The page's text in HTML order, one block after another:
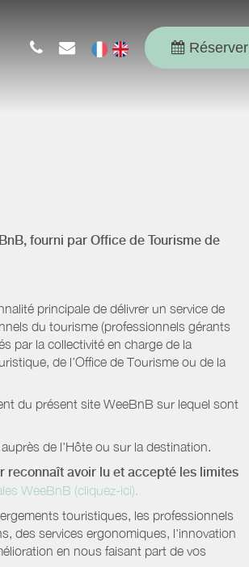
Réserver
fourni par Office de Tourisme de
principale de délivrer un service de
du tourisme (professionnels gérants
par la collectivité en charge de la
de l’Office de Tourisme ou de la
du présent site WeeBnB sur lequel sont
de l'Hôte ou sur la destination.
reconnaît avoir lu et accepté les limites
WeeBnB (cliquez-ici).
touristiques, les professionnels
des services ergonomiques, l'innovation
en nous faisant part de vos